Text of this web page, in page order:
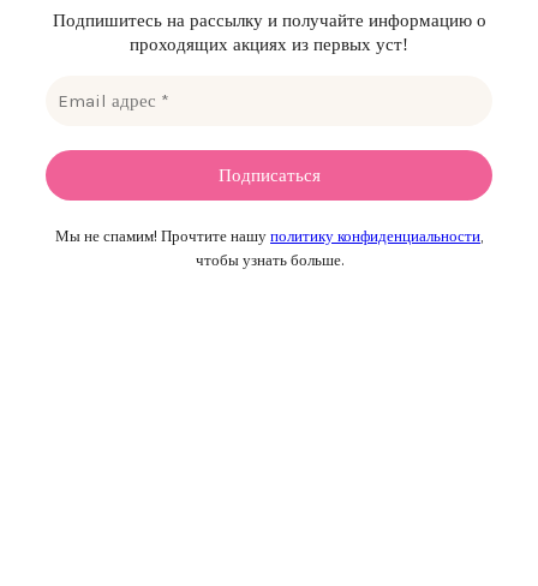
Подпишитесь на рассылку и получайте информацию о
проходящих акциях из первых уст!
Мы не спамим! Прочтите нашу политику конфиденциальности
чтобы узнать больше.